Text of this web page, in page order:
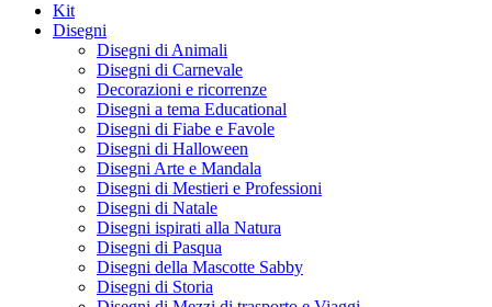
Kit
Disegni
Disegni di Animali
Disegni di Carnevale
Decorazioni e ricorrenze
Disegni a tema Educational
Disegni di Fiabe e Favole
Disegni di Halloween
Disegni Arte e Mandala
Disegni di Mestieri e Professioni
Disegni di Natale
Disegni ispirati alla Natura
Disegni di Pasqua
Disegni della Mascotte Sabby
Disegni di Storia